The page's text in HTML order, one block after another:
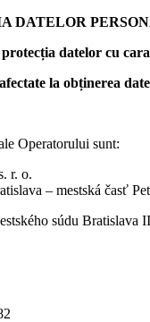
DATELOR
datelor cu
la obținerea
Operatorului sunt:
r. o.
– mestská časť
súdu